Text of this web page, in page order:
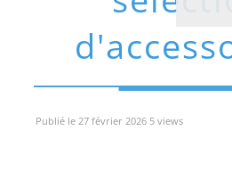
Publié le 27 février 2026 5 views